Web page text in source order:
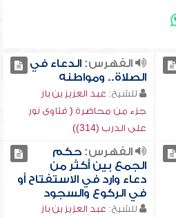
الفهرس:الدعاء في
الصلاة.. ومواطنه
للشيخ: عبد العزيز بن باز
جزء من محاضرة ( فتاوى نور
على الدرب (314))
الفهرس:حكم
الجمع بين أكثر من
دعاء وارد في الاستفتاح أو
في الركوع والسجود
للشيخ: عبد العزيز بن باز